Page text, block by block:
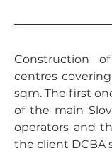
Construction
centres
sqm. The first
of the main
operators and
the client DCBA